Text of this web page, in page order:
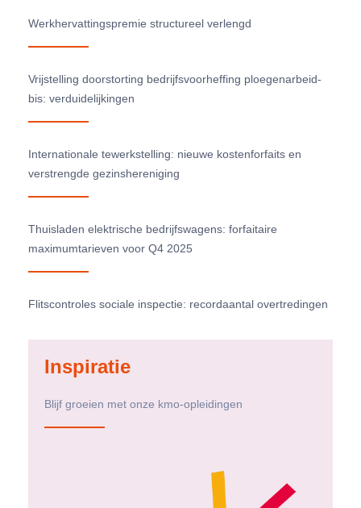
Werkhervattingspremie structureel verlengd
Vrijstelling doorstorting bedrijfsvoorheffing ploegenarbeid-
bis: verduidelijkingen
Internationale tewerkstelling: nieuwe kostenforfaits en
verstrengde gezinshereniging
Thuisladen elektrische bedrijfswagens: forfaitaire
maximumtarieven voor Q4 2025
Flitscontroles sociale inspectie: recordaantal overtredingen
Inspiratie
Blijf groeien met onze kmo-opleidingen